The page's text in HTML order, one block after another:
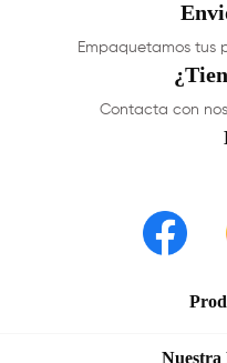
Empaquetamos tus
Contacta con
Nuestra